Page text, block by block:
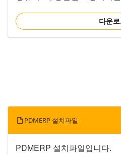
다운
PDMERP 설치파일
PDMERP 설치파일입니다.